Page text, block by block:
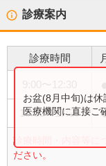
診療案内
診療時間
15:00〜17:30
診療時間・内容等に
ださい。
お盆(8月中旬)は
医療機関に直接ご